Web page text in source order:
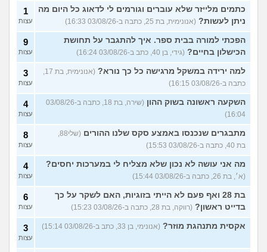
כתמים מלייזר שלא עוברים וגורמים לי לדאוג כל היום מה
ניתן לעשות? (אנונימית, בת 25, כתבה ב-03/08/26 16:33)
1
עצות
הפכתי למורה בבית ספר. איך להתגבר על תחושת
הכישלון בחיים? (גידי, בן 40, כתב ב-03/08/26 16:24)
9
עצות
למה ירידה במשקל מרגישה כל כך נורא?
(אנונימית, בת 17,
כתבה ב-03/08/26 16:15)
3
עצות
השקעה ראשונה בשוק ההון
(שירה, בת 18, כתבה ב-03/08/26
16:04)
4
עצות
מתבגרים שנכנסו באמצע סקס שלנו ההורים
(שלי88,
בת 40, כתבה ב-03/08/26 15:53)
8
עצות
מה אני עושה לא נכון שלא מצליח לי במערכות יחסים?
(א׳, בת 26, כתבה ב-03/08/26 15:44)
4
עצות
בת 28 ואף פעם לא הייתי בזוגיות, האם לשקר על כך
בדייט ראשון? (רווקה, בת 28, כתבה ב-03/08/26 15:23)
6
עצות
אקסית מתנהגת מוזר? (אנונימי, בן 33, כתב ב-03/08/26 15:14) 3
עצות